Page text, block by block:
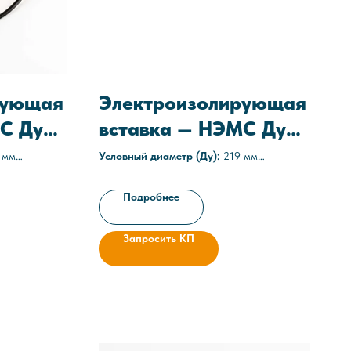
Ду
мм
Электроизолирующая
вставка — НЭМС Ду
219
Условный диаметр (Ду): 219 мм
Рабочее давление:
Технические условия:
05608841-2021
Подробнее
Запросить КП